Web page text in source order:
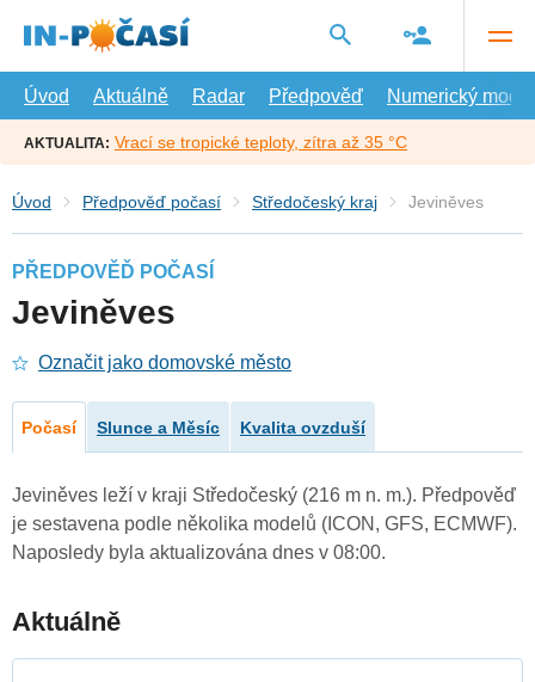
hlavní
Úvod
Aktuálně Radar Předpověď Numerický model
AKTUALITA: Vrací se tropické teploty, zítra až 35 °C
Úvod Předpověď počasí Středočeský kraj Jeviněves
PŘEDPOVĚĎ POČASÍ
Jeviněves
Označit jako domovské město
Počasí Slunce a Měsíc Kvalita ovzduší
Jeviněves leží v kraji Středočeský (216 m n. m.). Předpověď
je sestavena podle několika modelů (ICON, GFS, ECMWF).
Naposledy byla aktualizována dnes v 08:00.
Aktuálně